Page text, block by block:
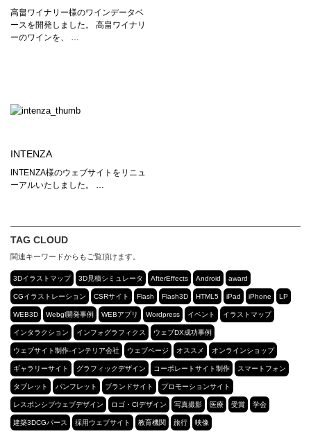
高畠ワイナリー様のワインデータベ
ースを開発しました。 高畠ワイナリ
ーのワインを、 …
INTENZA
INTENZA様のウェブサイトをリニュ
ーアルいたしました。 …
TAG CLOUD
関連キーワードからもご覧頂けます。
3Dイラストマップ 3D見積シミュレータ AfterEffects Android award
CGイラストレーション CSRサイト Flash Flash3D HTML5 iPad iPhone LP
WEB3D Webgl開発事例 WEBアプリ Wordpress イベント イラストマップ
インタラクション インフォグラフィクス ウェブDX成功事例
ウェブサイト制作-インテリア会社 ウェブページ オススメ オンラインショップ
ギャラリーサイト グラフィックデザイン コーポレートサイト制作 スマートフォン
タブレット パンフレット ブランドサイト プロモーションサイト
レスポンシブウェブデザイン ロゴ・CIデザイン 写真撮影 医療 受賞 学会
建築3DCGパース 採用ウェブサイト 教育機関 旅行 映像